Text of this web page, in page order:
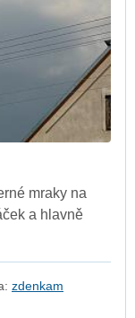
mraky na
a hlavně
zdenkam